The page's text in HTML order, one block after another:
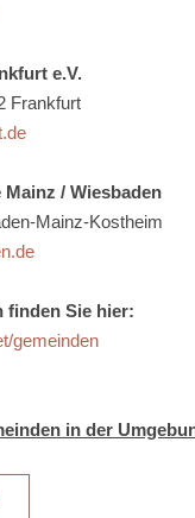
e.V.
Frankfurt
/ Wiesbaden
Mainz-Kostheim
finden Sie hier:
gemeinden
in der